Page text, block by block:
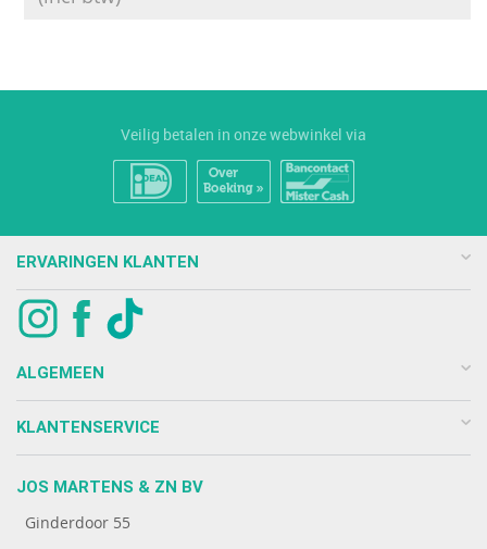
Veilig betalen in onze webwinkel via
ERVARINGEN KLANTEN
ALGEMEEN
KLANTENSERVICE
JOS MARTENS & ZN BV
Ginderdoor 55